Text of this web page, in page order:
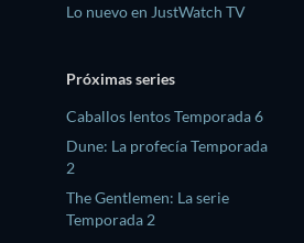
Lo nuevo en JustWatch TV
Próximas series
Caballos lentos Temporada 6
Dune: La profecía Temporada
2
The Gentlemen: La serie
Temporada 2